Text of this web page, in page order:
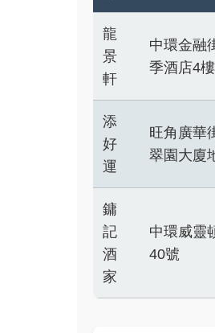
龍
景
軒
中環金融
季酒店4樓
添
好
運
旺角廣華
翠園大廈
鏞
記
酒
家
中環威靈
40號